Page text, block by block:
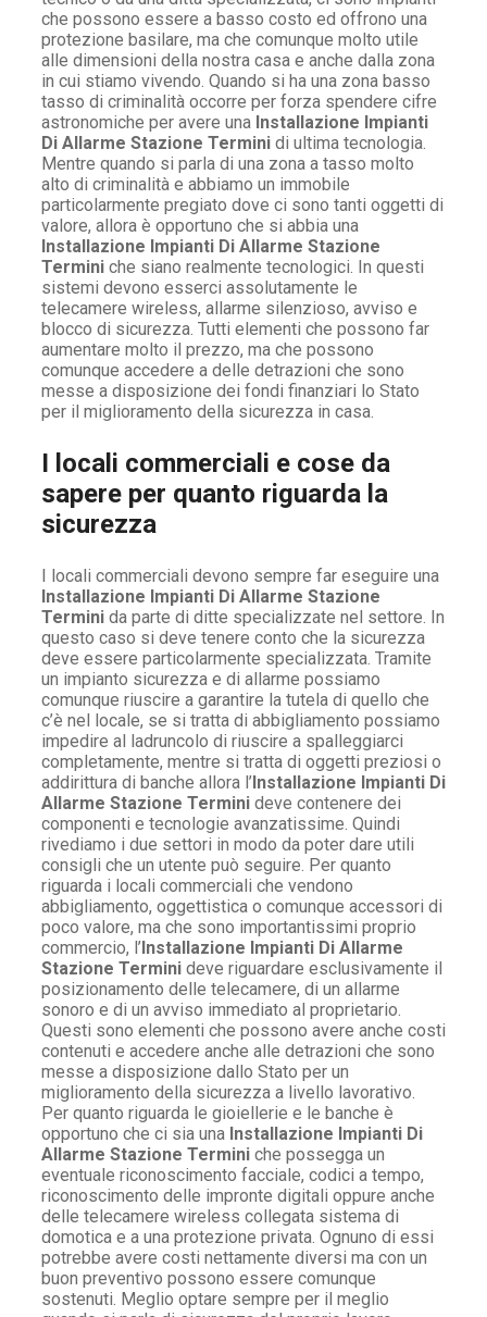
che possono essere a basso costo ed offrono una
protezione basilare, ma che comunque molto utile
alle dimensioni della nostra casa e anche dalla zona
in cui stiamo vivendo. Quando si ha una zona basso
tasso di criminalità occorre per forza spendere cifre
astronomiche per avere una Installazione Impianti
Di Allarme Stazione Termini di ultima tecnologia.
Mentre quando si parla di una zona a tasso molto
alto di criminalità e abbiamo un immobile
particolarmente pregiato dove ci sono tanti oggetti di
valore, allora è opportuno che si abbia una
Installazione Impianti Di Allarme Stazione
Termini che siano realmente tecnologici. In questi
sistemi devono esserci assolutamente le
telecamere wireless, allarme silenzioso, avviso e
blocco di sicurezza. Tutti elementi che possono far
aumentare molto il prezzo, ma che possono
comunque accedere a delle detrazioni che sono
messe a disposizione dei fondi finanziari lo Stato
per il miglioramento della sicurezza in casa.
I locali commerciali e cose da
sapere per quanto riguarda la
sicurezza
I locali commerciali devono sempre far eseguire una
Installazione Impianti Di Allarme Stazione
Termini da parte di ditte specializzate nel settore. In
questo caso si deve tenere conto che la sicurezza
deve essere particolarmente specializzata. Tramite
un impianto sicurezza e di allarme possiamo
comunque riuscire a garantire la tutela di quello che
c’è nel locale, se si tratta di abbigliamento possiamo
impedire al ladruncolo di riuscire a spalleggiarci
completamente, mentre si tratta di oggetti preziosi o
addirittura di banche allora l’Installazione Impianti Di
Allarme Stazione Termini deve contenere dei
componenti e tecnologie avanzatissime. Quindi
rivediamo i due settori in modo da poter dare utili
consigli che un utente può seguire. Per quanto
riguarda i locali commerciali che vendono
abbigliamento, oggettistica o comunque accessori di
poco valore, ma che sono importantissimi proprio
commercio, l’Installazione Impianti Di Allarme
Stazione Termini deve riguardare esclusivamente il
posizionamento delle telecamere, di un allarme
sonoro e di un avviso immediato al proprietario.
Questi sono elementi che possono avere anche costi
contenuti e accedere anche alle detrazioni che sono
messe a disposizione dallo Stato per un
miglioramento della sicurezza a livello lavorativo.
Per quanto riguarda le gioiellerie e le banche è
opportuno che ci sia una Installazione Impianti Di
Allarme Stazione Termini che possegga un
eventuale riconoscimento facciale, codici a tempo,
riconoscimento delle impronte digitali oppure anche
delle telecamere wireless collegata sistema di
domotica e a una protezione privata. Ognuno di essi
potrebbe avere costi nettamente diversi ma con un
buon preventivo possono essere comunque
sostenuti. Meglio optare sempre per il meglio